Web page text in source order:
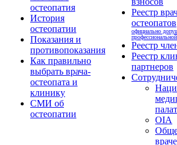
остеопатия
История
остеопатии
Показания и
противопоказания
Как правильно
выбрать врача-
остеопата и
клинику
СМИ об
остеопатии
Реестр
остеопатов
официально
Реестр
Реестр
партнеров
OIA